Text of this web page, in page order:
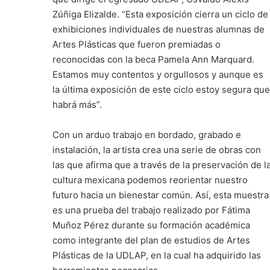
Zúñiga Elizalde. “Esta exposición cierra un ciclo de
exhibiciones individuales de nuestras alumnas de
Artes Plásticas que fueron premiadas o
reconocidas con la beca Pamela Ann Marquard.
Estamos muy contentos y orgullosos y aunque es
la última exposición de este ciclo estoy segura que
habrá más”.
Con un arduo trabajo en bordado, grabado e
instalación, la artista crea una serie de obras con
las que afirma que a través de la preservación de
cultura mexicana podemos reorientar nuestro
futuro hacia un bienestar común. Así, esta muestra
es una prueba del trabajo realizado por Fátima
Muñoz Pérez durante su formación académica
como integrante del plan de estudios de Artes
Plásticas de la UDLAP, en la cual ha adquirido las